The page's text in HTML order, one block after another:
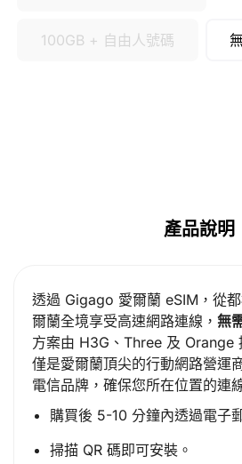
100GB + 自由人號碼
產品說明
透過 Gigago 愛爾蘭 eSIM，從
爾蘭全境享受高速網路連線， 無
方案由 H3G、Three 及
僅是愛爾蘭頂尖的行動網路營運
電信品牌，確保您所在位置的連
購買後 5-10 分鐘內透過電子
掃描 QR 碼即可安裝。